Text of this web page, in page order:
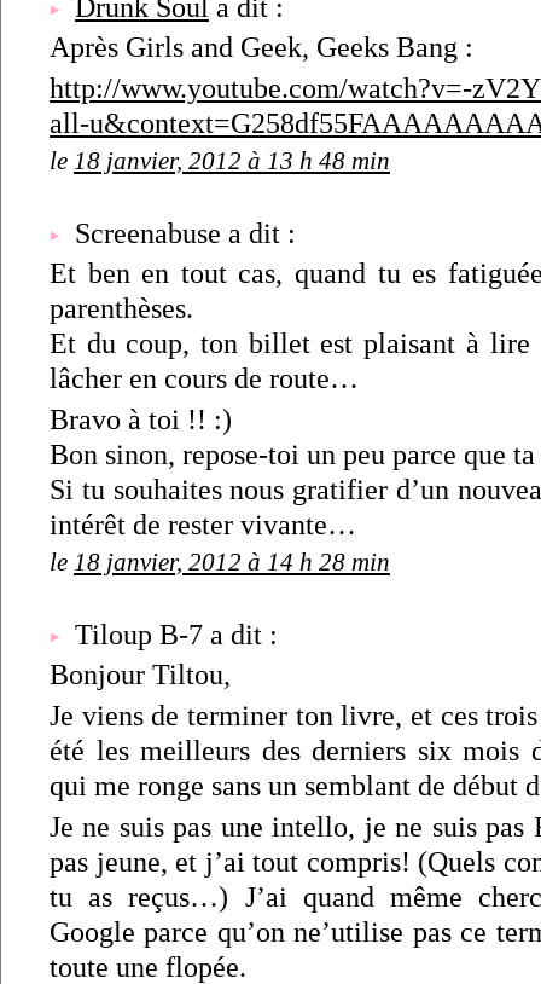
Drunk Soul a dit :
Après Girls and Geek, Geeks Bang :
http://www.youtube.com/watch?v=-
all-
le 18 janvier, 2012 à 13 h 48 min
Screenabuse a dit :
Et ben en tout cas, quand tu es
parenthèses.
Et du coup, ton billet est plaisant à lire
lâcher en cours de route…
Bravo à toi !! :)
Bon sinon, repose-toi un peu parce que
Si tu souhaites nous gratifier d’un
intérêt de rester vivante…
le 18 janvier, 2012 à 14 h 28 min
Tiloup B-7 a dit :
Bonjour Tiltou,
Je viens de terminer ton livre, et ces
été les meilleurs des derniers six mois
qui me ronge sans un semblant de début
Je ne suis pas une intello, je ne suis pas
pas jeune, et j’ai tout compris! (Quels
tu as reçus…) J’ai quand même
Google parce qu’on ne’utilise pas ce
toute une flopée.